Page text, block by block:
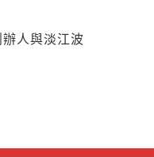
人與淡江波